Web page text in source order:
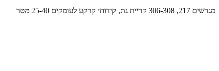
מגרשים 217, 306-308 קריית גת, קידוחי קרקע לעומקים 25-40 מטר